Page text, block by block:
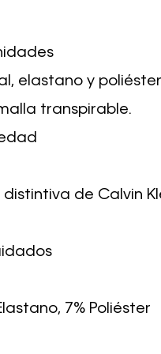
elastano y poliéster
transpirable.
de Calvin
7% Poliéster